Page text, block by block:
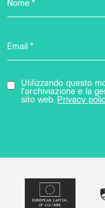
Nome *
Email *
Utilizzando questo
l'archiviazione e la
sito web.
Privacy